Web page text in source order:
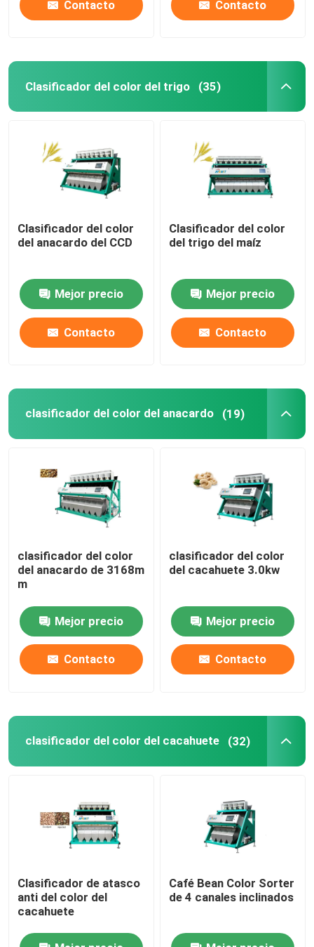
Contacto Contacto
Clasificador del color del trigo (35)
Clasificador del color
del anacardo del CCD
Mejor precio
Contacto
Clasificador del color
del trigo del maíz
Mejor precio
Contacto
clasificador del color del anacardo (19)
clasificador del color
del anacardo de 3168m
m
Mejor precio
Contacto
clasificador del color
del cacahuete 3.0kw
Mejor precio
Contacto
clasificador del color del cacahuete (32)
Clasificador de atasco
anti del color del
cacahuete
Café Bean Color Sorter
de 4 canales inclinados